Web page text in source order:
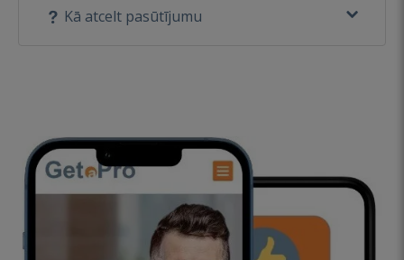
Kā atcelt pasūtījumu